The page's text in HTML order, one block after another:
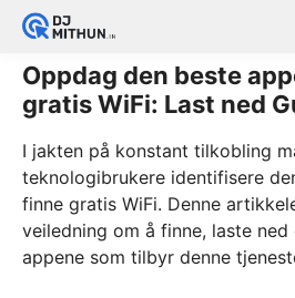
Skip
content
Oppdag den beste
gratis WiFi: Last ned
I jakten på konstant tilkobling
teknologibrukere identifisere
finne gratis WiFi. Denne
veiledning om å finne, laste
appene som tilbyr denne